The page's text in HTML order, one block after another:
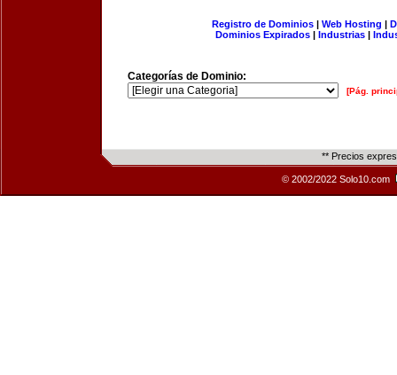
Registro de Dominios| Web Hosting |
Dominios Expirados | Industrias |
Categorías de Dominio:
[Pág.
** Precios
© 2002/2022 Solo10.com